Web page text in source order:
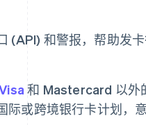
(API) 和警报，帮助发
和 Mastercard 以外
际或跨境银行卡计划，